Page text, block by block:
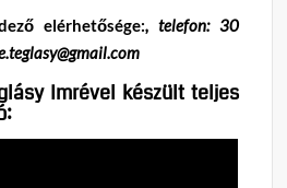
elérhetősége:, telefon: 30
Imrével készült teljes